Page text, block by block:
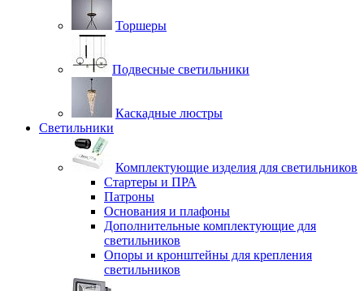
Торшеры
Подвесные светильники
Каскадные люстры
Светильники
Комплектующие изделия для светильников
Стартеры и ПРА
Патроны
Основания и плафоны
Дополнительные комплектующие для
светильников
Опоры и кронштейны для крепления
светильников